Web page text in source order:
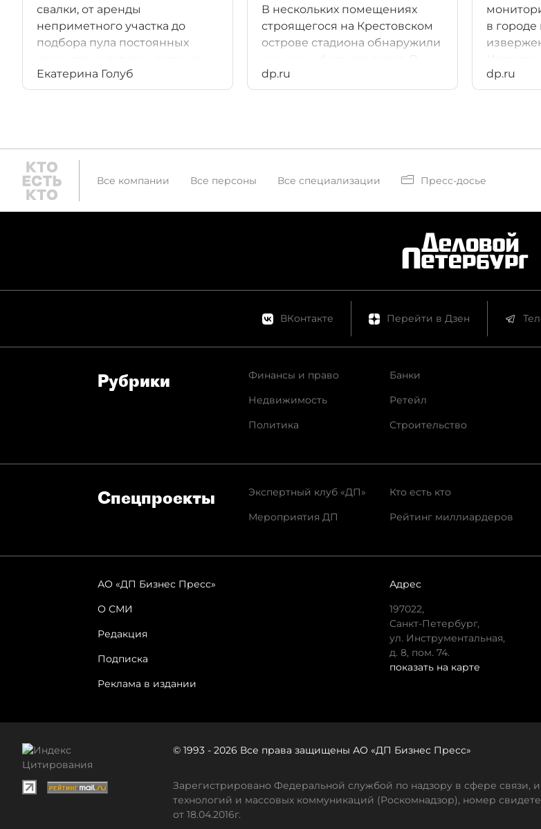
свалки, от аренды
неприметного участка до
подбора пула постоянных
это вполне доходный бизнес
— с рентабельностью 65% и с
Екатерина Голуб
В нескольких помещениях
строящегося на Крестовском
острове стадиона обнаружили
аммиак и формальдегид. В
Смольный направлены письма
с требованием устранить
dp.ru
в городе
восьми
dp.ru
Все компании Все персоны Все специализации Пресс-досье
ВКонтакте Перейти в Дзен
Рубрики
Финансы и право
Недвижимость
Политика
Банки
Ретейл
Строительство
Спец­проекты
Экспертный клуб «ДП»
Мероприятия ДП
Кто есть кто
Рейтинг миллиардеров
АО «ДП Бизнес Пресс»
О СМИ
Редакция
Подписка
Реклама в издании
Адрес
197022,
Санкт-Петербург,
ул. Инструментальная,
д. 8, пом. 74.
показать на карте
© 1993 - 2026 Все права защищены АО «ДП Бизнес Пресс»
Зарегистрировано Федеральной службой по надзору в сфере связи,
технологий и массовых коммуникаций (Роскомнадзор), номер
от 18.04.2016г.